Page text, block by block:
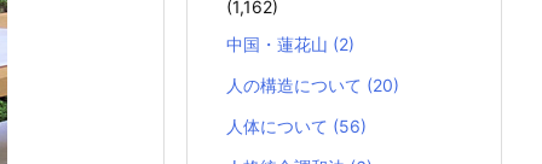
(1,162)
中国・蓮花山 (2)
人の構造について (20)
人体について (56)